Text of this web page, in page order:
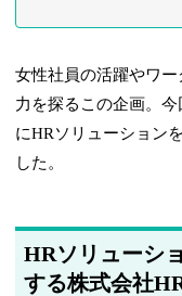
女性社員の活躍やワ
力を探るこの企画。
にHRソリューション
した。
HRソリューシ
する株式会社